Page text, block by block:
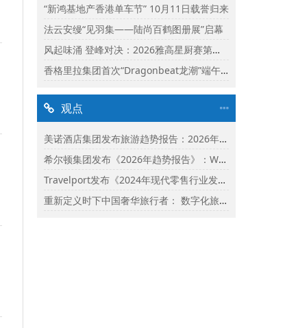
“新鸿基地产香港单车节” 10月11日载誉归来
法云安缦“见羽集——陆尚百鹤图册展”启幕
风起味涌 登峰对决：2026雅高星厨赛第二阶段启动
香格里拉集团首次“Dragonbeat龙潮”端午庆典精彩落幕
观点
美诺酒店集团发布旅游趋势报告：2026年市场保持乐观并揭示旅行者渴望联结
希尔顿集团发布《2026年趋势报告》：Whycation成为旅行新趋势
Travelport发布《2024年现代零售行业发展状况报告》
重新定义时下中国奢华旅行者： 数字化旅行与体验式奢华将成为影响2024年旅行选择的关键词